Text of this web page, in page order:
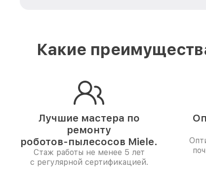
Какие
Лучшие мастера по
ремонту
роботов-пылесосов Miele.
Стаж работы не менее 5 лет
с регулярной сертификацией.